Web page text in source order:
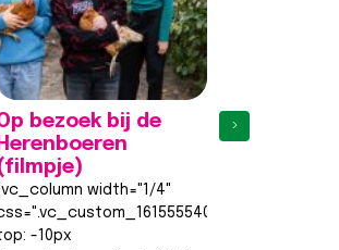
bezoek bij de
Herenboeren
[vc_column width="1/4"
-10px
›